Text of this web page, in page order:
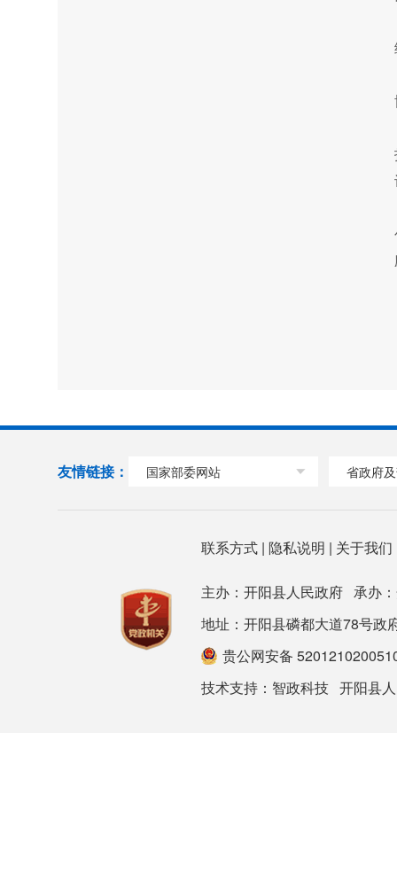
友情链接： 国家部委网站 省政府
联系方式 | 隐私说明 | 关于我们
主办：开阳县人民政府 承办
地址：开阳县磷都大道78号
贵公网安备
技术支持： 智政科技 开阳县